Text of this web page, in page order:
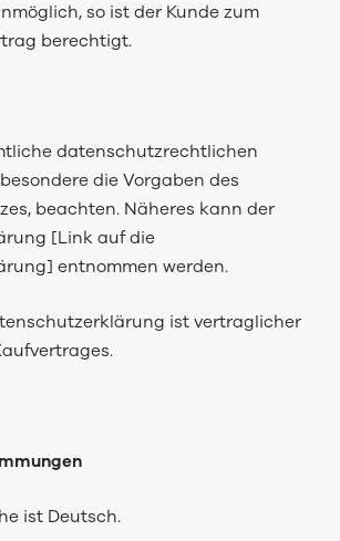
so ist der Kunde zum
berechtigt.
datenschutzrechtlichen
die Vorgaben des
beachten. Näheres kann der
[Link auf die
entnommen werden.
ist vertraglicher
ist Deutsch.